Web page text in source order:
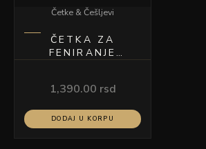
Četke & Češljevi
ČETKA ZA
FENIRANJE
1,390.00 rsd
DODAJ U KORPU